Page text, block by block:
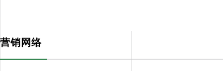
营销网络